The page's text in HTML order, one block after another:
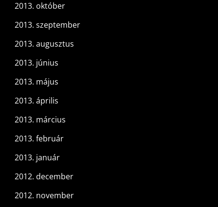
2013. október
2013. szeptember
2013. augusztus
2013. június
2013. május
2013. április
2013. március
2013. február
2013. január
2012. december
2012. november